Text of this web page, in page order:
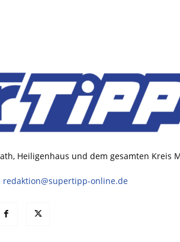
Heiligenhaus und dem gesamten Kreis
redaktion@supertipp-online.de